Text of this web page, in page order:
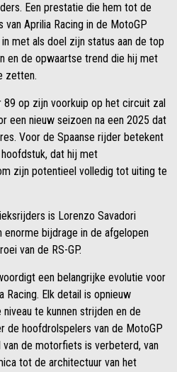
Een prestatie die hem tot de
Aprilia Racing in de MotoGP
met als doel zijn status aan de top
en de opwaartse trend die hij met
zetten.
op zijn voorkuip op het circuit zal
een nieuw seizoen na een 2025 dat
Voor de Spaanse rijder betekent
dat hij met
zijn potentieel volledig tot uiting te
is Lorenzo Savadori
bijdrage in de afgelopen
van de RS-GP.
een belangrijke evolutie voor
Elk detail is opnieuw
te kunnen strijden en de
de hoofdrolspelers van de MotoGP
de motorfiets is verbeterd, van
tot de architectuur van het